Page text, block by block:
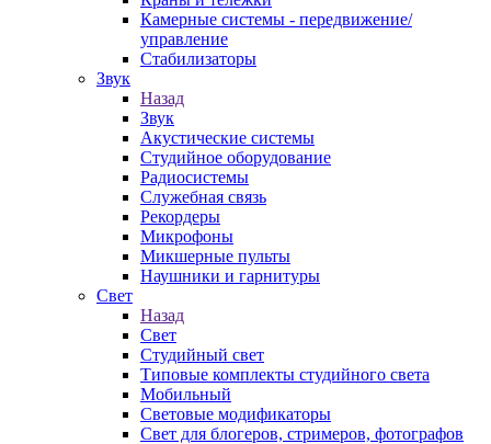
Камерные системы - передвижение/
управление
Стабилизаторы
Звук
Назад
Звук
Акустические системы
Студийное оборудование
Радиосистемы
Служебная связь
Рекордеры
Микрофоны
Микшерные пульты
Наушники и гарнитуры
Свет
Назад
Свет
Студийный свет
Типовые комплекты студийного света
Мобильный
Световые модификаторы
Свет для блогеров, стримеров, фотографов